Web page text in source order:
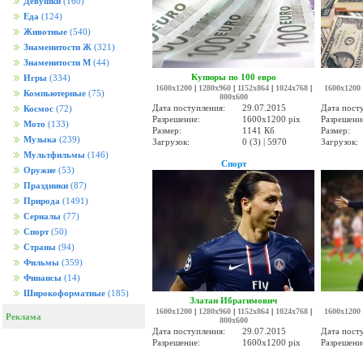
Еда (124)
Животные (540)
Знаменитости Ж (321)
Знаменитости М (44)
Игры (334)
Компьютерные (75)
Космос (72)
Мото (133)
Музыка (239)
Мультфильмы (146)
Оружие (53)
Праздники (87)
Природа (1491)
Сериалы (77)
Спорт (50)
Страны (94)
Фильмы (359)
Финансы (14)
Широкоформатные (185)
Реклама
Купюры по 100 евро
1600x1200| 1280x960| 1152x864| 1024x768|
800x600
Дата поступления:
29.07.2015
Разрешение:
1600x1200 pix
Размер:
1141 Кб
Загрузок:
0 (3) | 5970
1600x1200
Дата
Размер:
Загрузок:
Спорт
Златан Ибрагимович
1600x1200| 1280x960| 1152x864| 1024x768|
800x600
Дата поступления:
29.07.2015
Разрешение:
1600x1200 pix
1600x1200
Дата